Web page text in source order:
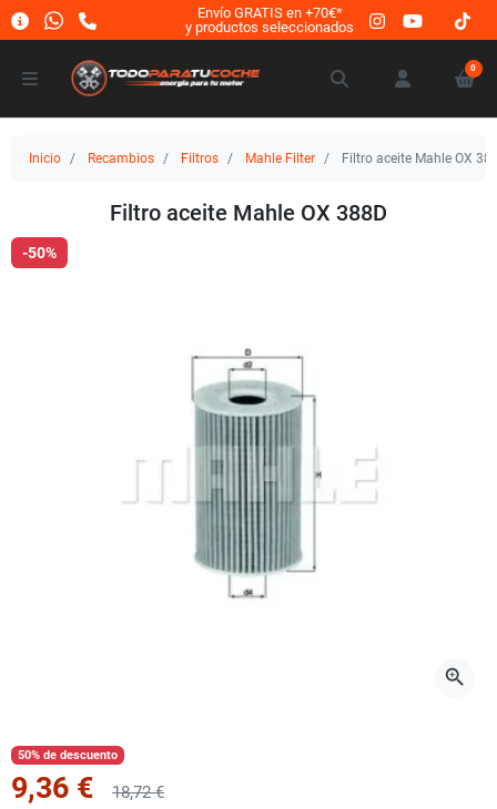
Envío GRATIS en +70€*
y productos seleccionados
0
Inicio Recambios Filtros Mahle Filter Filtro aceite Mahle OX
Filtro aceite Mahle OX 388D
-50%
zoom_in
50% de descuento
9,36 € 18,72 €